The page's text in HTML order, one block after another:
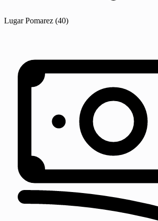
Lugar Pomarez (40)